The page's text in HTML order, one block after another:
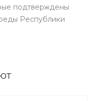
подтверждены
Республики